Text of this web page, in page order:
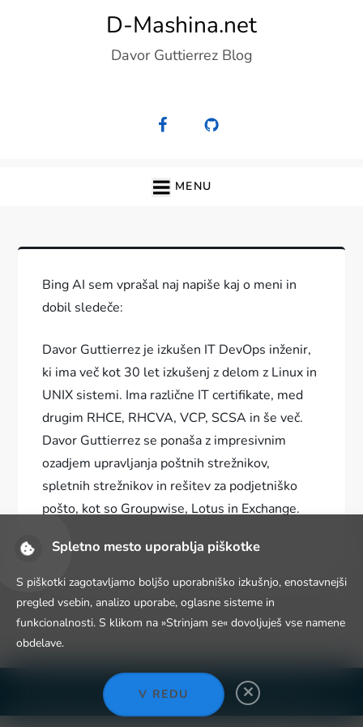
D-Mashina.net
Davor Guttierrez Blog
MENU
Bing AI sem vprašal naj napiše kaj o meni in
dobil sledeče:
Davor Guttierrez je izkušen IT DevOps inženir,
ki ima več kot 30 let izkušenj z delom z Linux in
UNIX sistemi. Ima različne IT certifikate, med
drugim RHCE, RHCVA, VCP, SCSA in še več.
Davor Guttierrez se ponaša z impresivnim
ozadjem upravljanja poštnih strežnikov,
spletnih strežnikov in rešitev za podjetniško
pošto, kot so Groupwise, Lotus in Exchange.
Niche Blog WordPress Theme byFahim Murshid
Spletno mesto uporablja piškotke
S piškotki zagotavljamo boljšo uporabniško izkušnjo, enostavnejši
pregled vsebin, analizo uporabe, oglasne sisteme in
funkcionalnosti. S klikom na »Strinjam se« dovoljuješ vse namene
obdelave.
V REDU